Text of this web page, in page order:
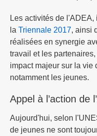
Les activités de
la Triennale 2017, ainsi
réalisées en synergie
travail et les
impact majeur sur la vie
notamment les jeunes.
Appel à l’action de
Aujourd'hui, selon
de jeunes ne sont